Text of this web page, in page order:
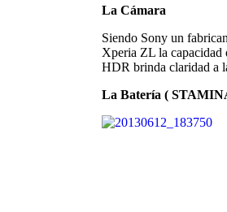
La Cámara
Siendo Sony un
Xperia ZL la
HDR brinda claridad a
La Batería (